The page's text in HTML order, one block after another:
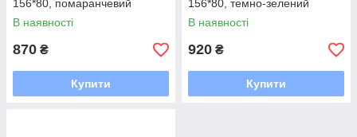
156*80, помаранчевий
В наявності
870 ₴
Купити
156*80, темно-зелений
В наявності
920 ₴
Купити